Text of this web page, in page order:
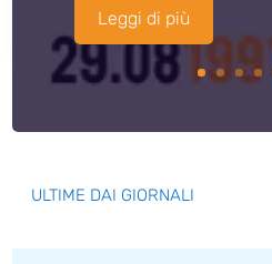
Leggi di più
ULTIME DAI GIORNALI